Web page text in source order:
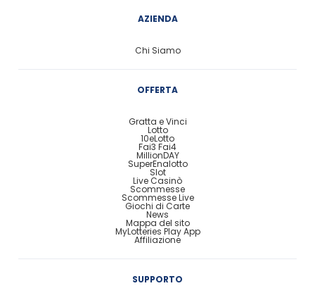
AZIENDA
Chi Siamo
OFFERTA
Gratta e Vinci
Lotto
10eLotto
Fai3 Fai4
MillionDAY
SuperEnalotto
Slot
Live Casinò
Scommesse
Scommesse Live
Giochi di Carte
News
Mappa del sito
MyLotteries Play App
Affiliazione
SUPPORTO